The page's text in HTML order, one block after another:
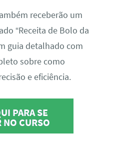
receberão um
“Receita de Bolo da
guia detalhado com
sobre como
e eficiência.
PARA SE
NO CURSO